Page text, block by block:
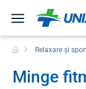
Relaxare și
Minge